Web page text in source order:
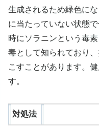
生成されるため緑色に
に当たっていない状態
時にソラニンという毒
毒として知られており
こすことがあります。
す。
対処法